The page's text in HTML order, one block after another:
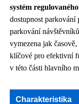
systém
dostupnost parkování
parkování
vymezena jak
klíčové pro efektivní
v této části hlavního
Charakteristika